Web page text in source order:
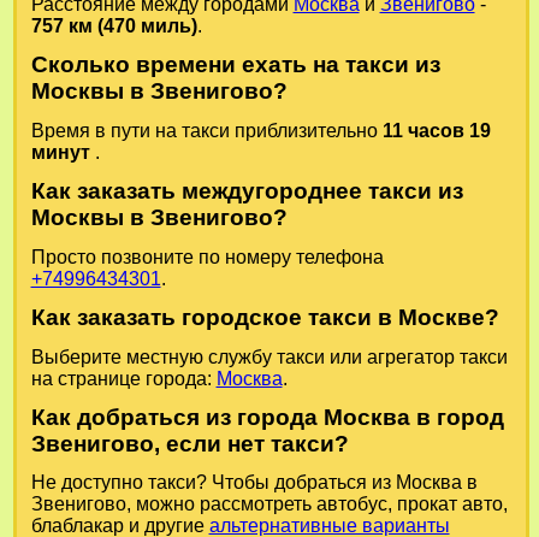
757 км (470 миль).
Сколько времени ехать на такси из
Москвы в Звенигово?
Время в пути на такси приблизительно 11 часов 19
минут .
Как заказать междугороднее такси из
Москвы в Звенигово?
Просто позвоните по номеру телефона
+74996434301.
Как заказать городское такси в Москве?
Выберите местную службу такси или агрегатор такси
на странице города: Москва.
Как добраться из города Москва в город
Звенигово, если нет такси?
Не доступно такси? Чтобы добраться из Москва в
Звенигово, можно рассмотреть автобус, прокат авто,
блаблакар и другие альтернативные варианты